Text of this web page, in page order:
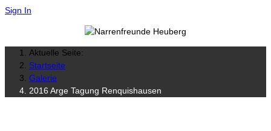
Sign In
Aktuelle Seite:
Startseite
Galerie
2016 Arge Tagung Renquishausen